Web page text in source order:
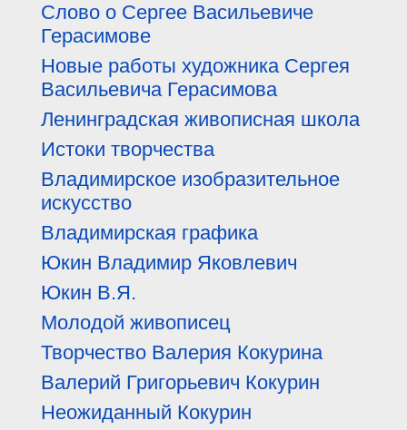
Слово о Сергее Васильевиче
Герасимове
Новые работы художника Сергея
Васильевича Герасимова
Ленинградская живописная школа
Истоки творчества
Владимирское изобразительное
искусство
Владимирская графика
Юкин Владимир Яковлевич
Юкин В.Я.
Молодой живописец
Творчество Валерия Кокурина
Валерий Григорьевич Кокурин
Неожиданный Кокурин